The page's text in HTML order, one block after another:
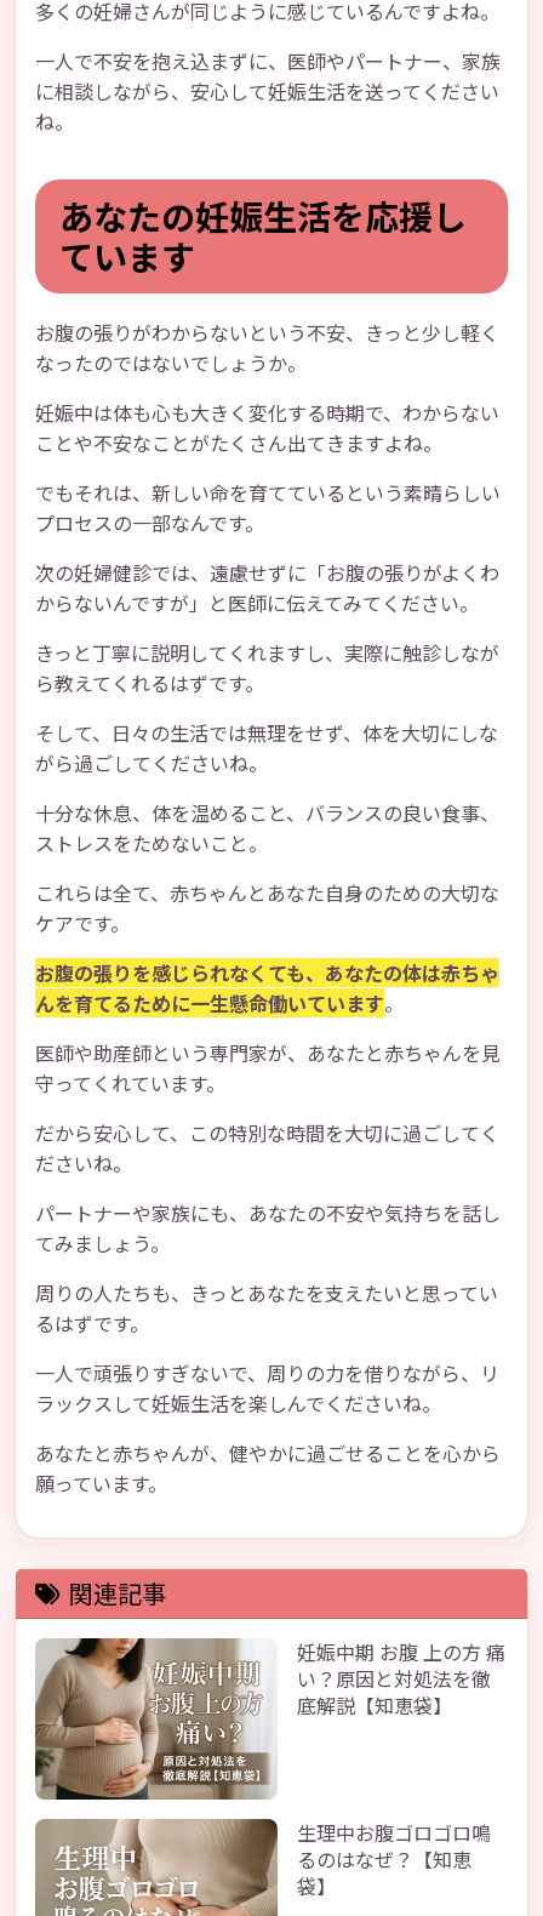
多くの妊婦さんが同じように感じているんですよね。
一人で不安を抱え込まずに、医師やパートナー、家族
に相談しながら、安心して妊娠生活を送ってください
ね。
あなたの妊娠生活を応援し
ています
お腹の張りがわからないという不安、きっと少し軽く
なったのではないでしょうか。
妊娠中は体も心も大きく変化する時期で、わからない
ことや不安なことがたくさん出てきますよね。
でもそれは、新しい命を育てているという素晴らしい
プロセスの一部なんです。
次の妊婦健診では、遠慮せずに「お腹の張りがよくわ
からないんですが」と医師に伝えてみてください。
きっと丁寧に説明してくれますし、実際に触診しなが
ら教えてくれるはずです。
そして、日々の生活では無理をせず、体を大切にしな
がら過ごしてくださいね。
十分な休息、体を温めること、バランスの良い食事、
ストレスをためないこと。
これらは全て、赤ちゃんとあなた自身のための大切な
ケアです。
お腹の張りを感じられなくても、あなたの体は赤ちゃ
んを育てるために一生懸命働いています。
医師や助産師という専門家が、あなたと赤ちゃんを見
守ってくれています。
だから安心して、この特別な時間を大切に過ごしてく
ださいね。
パートナーや家族にも、あなたの不安や気持ちを話し
てみましょう。
周りの人たちも、きっとあなたを支えたいと思ってい
るはずです。
一人で頑張りすぎないで、周りの力を借りながら、リ
ラックスして妊娠生活を楽しんでくださいね。
あなたと赤ちゃんが、健やかに過ごせることを心から
願っています。
関連記事
妊娠中期 お腹 上の方 痛
い？原因と対処法を徹
底解説【知恵袋】
生理中お腹ゴロゴロ鳴
るのはなぜ？【知恵
袋】